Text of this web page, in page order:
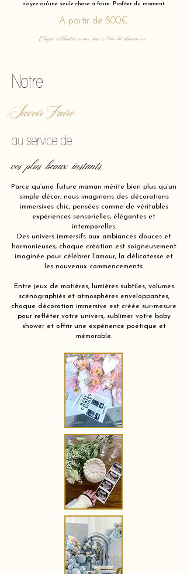
n'ayez qu'une seule chose à faire. Profiter du moment.
A partir de 800€
Chaque célébration a une âme. Nous lui donnons vie.
Notre
Savoir Faire
au service de
vos plus beaux instants
Parce qu’une future maman mérite bien plus qu’un
simple décor, nous imaginons des décorations
immersives chic, pensées comme de véritables
expériences sensorielles, élégantes et
intemporelles.
Des univers immersifs aux ambiances douces et
harmonieuses, chaque création est soigneusement
imaginée pour célébrer l’amour, la délicatesse et
les nouveaux commencements.
Entre jeux de matières, lumières subtiles, volumes
scénographiés et atmosphères enveloppantes,
chaque décoration immersive est créée sur-mesure
pour refléter votre univers, sublimer votre baby
shower et offrir une expérience poétique et
mémorable.